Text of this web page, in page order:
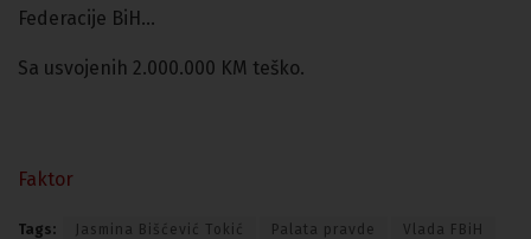
Federacije BiH…
Sa usvojenih 2.000.000 KM teško.
Faktor
Tags: Jasmina Bišćević Tokić Palata pravde Vlada FBiH